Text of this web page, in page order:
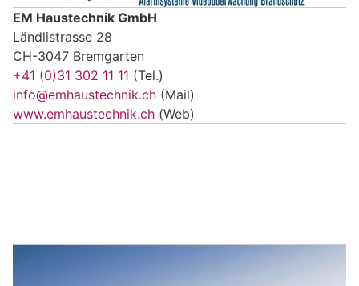
EM Haustechnik GmbH
Ländlistrasse 28
CH-3047 Bremgarten
+41 (0)31 302 11 11 (Tel.)
info@emhaustechnik.ch (Mail)
www.emhaustechnik.ch (Web)